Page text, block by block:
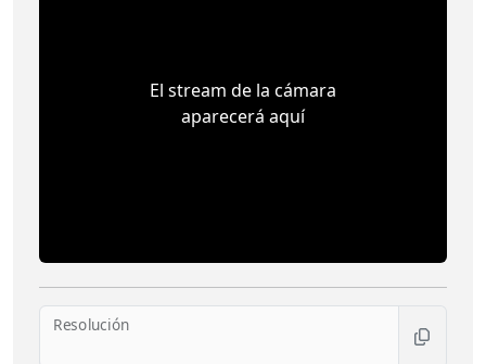
El stream de la cámara
aparecerá aquí
Resolución